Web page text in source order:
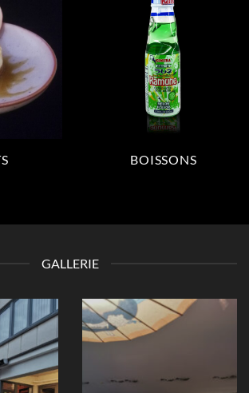
BOISSONS
GALLERIE